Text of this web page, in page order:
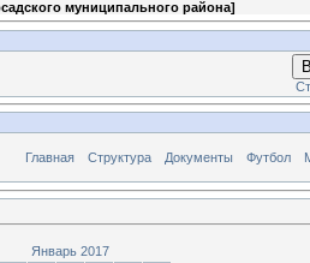
муниципального района]
Главная Структура Документы Футбол
Январь 2017